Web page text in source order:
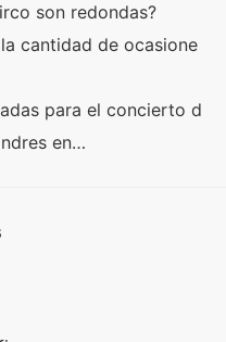
son redondas?
cantidad de ocasione
para el concierto d
en…